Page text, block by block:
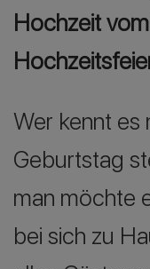
Hochzeit
Wer kennt es
Geburtstag
man möchte
bei sich zu